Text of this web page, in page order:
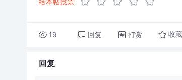
19 回复 打赏 收藏
回复